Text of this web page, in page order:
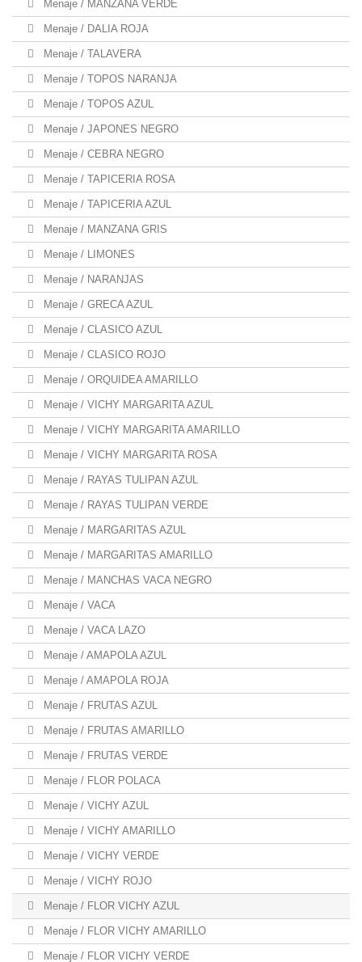
Menaje / MANZANA VERDE
Menaje / DALIA ROJA
Menaje / TALAVERA
Menaje / TOPOS NARANJA
Menaje / TOPOS AZUL
Menaje / JAPONES NEGRO
Menaje / CEBRA NEGRO
Menaje / TAPICERIA ROSA
Menaje / TAPICERIA AZUL
Menaje / MANZANA GRIS
Menaje / LIMONES
Menaje / NARANJAS
Menaje / GRECA AZUL
Menaje / CLASICO AZUL
Menaje / CLASICO ROJO
Menaje / ORQUIDEA AMARILLO
Menaje / VICHY MARGARITA AZUL
Menaje / VICHY MARGARITA AMARILLO
Menaje / VICHY MARGARITA ROSA
Menaje / RAYAS TULIPAN AZUL
Menaje / RAYAS TULIPAN VERDE
Menaje / MARGARITAS AZUL
Menaje / MARGARITAS AMARILLO
Menaje / MANCHAS VACA NEGRO
Menaje / VACA
Menaje / VACA LAZO
Menaje / AMAPOLA AZUL
Menaje / AMAPOLA ROJA
Menaje / FRUTAS AZUL
Menaje / FRUTAS AMARILLO
Menaje / FRUTAS VERDE
Menaje / FLOR POLACA
Menaje / VICHY AZUL
Menaje / VICHY AMARILLO
Menaje / VICHY VERDE
Menaje / VICHY ROJO
Menaje / FLOR VICHY AZUL
Menaje / FLOR VICHY AMARILLO
Menaje / FLOR VICHY VERDE